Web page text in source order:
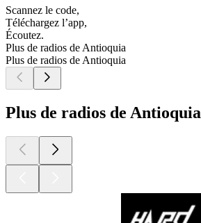
Scannez le code,
Téléchargez l’app,
Écoutez.
Plus de radios de Antioquia
Plus de radios de Antioquia
Plus de radios de Antioquia